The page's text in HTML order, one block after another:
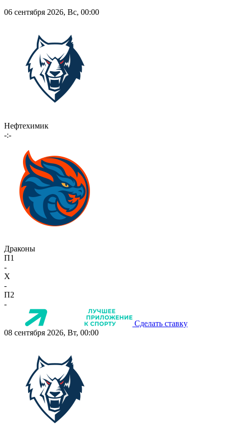
06 сентября 2026, Вс, 00:00
Нефтехимик
-:-
Драконы
П1
-
X
-
П2
-
Сделать ставку
08 сентября 2026, Вт, 00:00